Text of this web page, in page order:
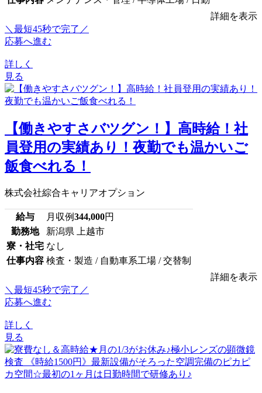
詳細を表示
＼最短45秒で完了／
応募へ進む
詳しく
見る
【働きやすさバツグン！】高時給！社
員登用の実績あり！夜勤でも温かいご
飯食べれる！
株式会社綜合キャリアオプション
給与 月収例344,000円
勤務地
新潟県 上越市
寮・社宅 なし
仕事内容 検査・製造 / 自動車系工場 / 交替制
詳細を表示
＼最短45秒で完了／
応募へ進む
詳しく
見る